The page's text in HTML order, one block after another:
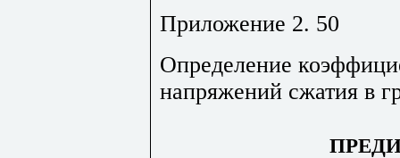
Приложение 2. 50
Определение
напряжений сжатия в